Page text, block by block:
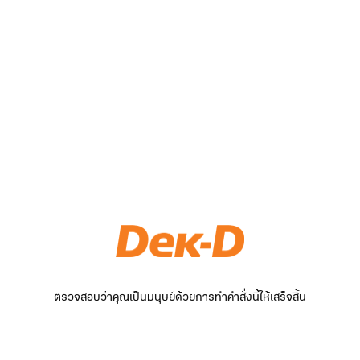
ตรวจสอบว่าคุณเป็นมนุษย์ด้วยการทำคำสั่งนี้ให้เสร็จสิ้น